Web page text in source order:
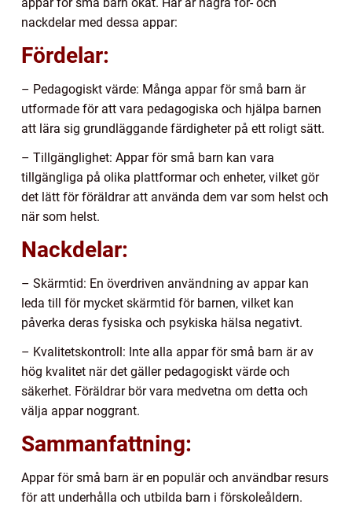
nackdelar med dessa appar:
Fördelar:
– Pedagogiskt värde: Många appar för små barn är
utformade för att vara pedagogiska och hjälpa barnen
att lära sig grundläggande färdigheter på ett roligt sätt.
– Tillgänglighet: Appar för små barn kan vara
tillgängliga på olika plattformar och enheter, vilket gör
det lätt för föräldrar att använda dem var som helst och
när som helst.
Nackdelar:
– Skärmtid: En överdriven användning av appar kan
leda till för mycket skärmtid för barnen, vilket kan
påverka deras fysiska och psykiska hälsa negativt.
– Kvalitetskontroll: Inte alla appar för små barn är av
hög kvalitet när det gäller pedagogiskt värde och
säkerhet. Föräldrar bör vara medvetna om detta och
välja appar noggrant.
Sammanfattning:
Appar för små barn är en populär och användbar resurs
för att underhålla och utbilda barn i förskoleåldern.